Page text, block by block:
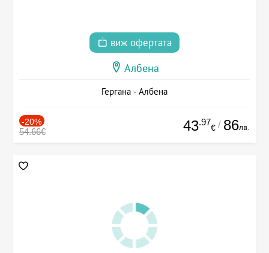
виж офертата
Албена
Гергана - Албена
-20%
54.66€ 43.97
€ / 86лв.